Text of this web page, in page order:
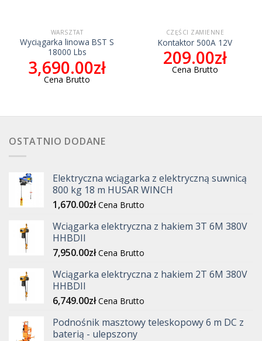
WARSZTAT
Wyciągarka linowa BST S
18000 Lbs
3,690.00zł
Cena Brutto
CZĘŚCI ZAMIENNE
Kontaktor 500A 12V
209.00zł
Cena Brutto
OSTATNIO DODANE
Elektryczna wciągarka z elektryczną suwnicą
800 kg 18 m HUSAR WINCH
1,670.00zł Cena Brutto
Wciągarka elektryczna z hakiem 3T 6M 380V
HHBDII
7,950.00zł Cena Brutto
Wciągarka elektryczna z hakiem 2T 6M 380V
HHBDII
6,749.00zł Cena Brutto
Podnośnik masztowy teleskopowy 6 m DC z
baterią - ulepszony